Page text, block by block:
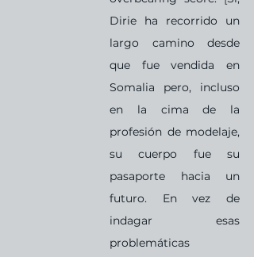
Dirie ha recorrido un
largo camino desde
que fue vendida en
Somalia pero, incluso
en la cima de la
profesión de modelaje,
su cuerpo fue su
pasaporte hacia un
futuro. En vez de
indagar esas
problemáticas